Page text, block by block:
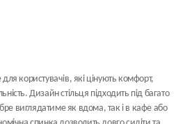
для користувачів, які цінують комфорт,
Дизайн стільця підходить під багато
виглядатиме як вдома, так і в кафе або